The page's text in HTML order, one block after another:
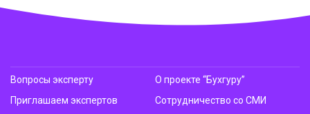
Вопросы эксперту
Приглашаем экспертов
О проекте “Бухгуру”
Сотрудничество со СМИ